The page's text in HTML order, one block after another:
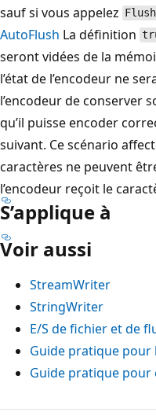
sauf si vous appelez Flush
AutoFlush La définition
seront vidées de la
l’état de l’encodeur ne
l’encodeur de conserver
qu’il puisse encoder
suivant. Ce scénario
caractères ne peuvent
l’encodeur reçoit le
S’applique à
Voir aussi
StreamWriter
StringWriter
E/S de fichier et de
Guide pratique pour
Guide pratique
Mode